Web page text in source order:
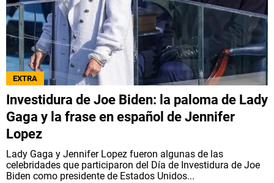
EXTRA
Investidura de Joe Biden: la paloma de Lady
Gaga y la frase en español de Jennifer
Lopez
Lady Gaga y Jennifer Lopez fueron algunas de las
celebridades que participaron del Día de Investidura de Joe
Biden como presidente de Estados Unidos...